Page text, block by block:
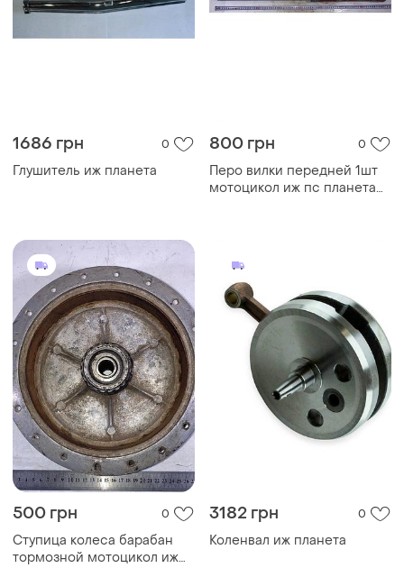
1686 грн 0
Глушитель иж планета
800 грн 0
Перо вилки передней 1шт
мотоцикол иж пс планета
500 грн 0
Ступица колеса барабан
тормозной мотоцикол иж
3182 грн 0
Коленвал иж планета